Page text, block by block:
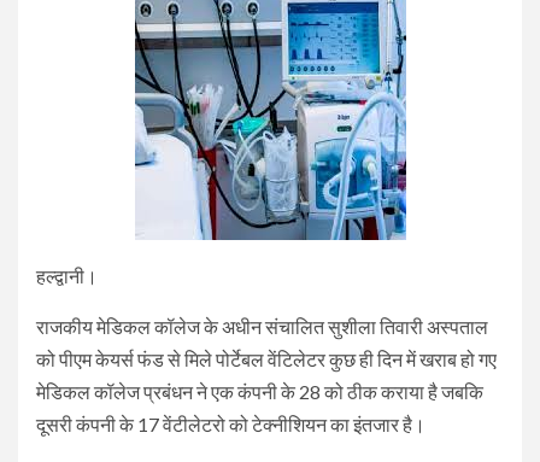
हल्द्वानी।
राजकीय मेडिकल कॉलेज के अधीन संचालित सुशीला तिवारी अस्पताल
को पीएम केयर्स फंड से मिले पोर्टेबल वेंटिलेटर कुछ ही दिन में खराब हो गए
मेडिकल कॉलेज प्रबंधन ने एक कंपनी के 28 को ठीक कराया है जबकि
दूसरी कंपनी के 17 वेंटीलेटरो को टेक्नीशियन का इंतजार है।